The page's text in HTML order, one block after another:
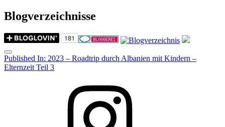
Blogverzeichnisse
Menu
Post
navigation
Published In: 2023 – Roadtrip durch Albanien mit Kindern –
Elternzeit Teil 3